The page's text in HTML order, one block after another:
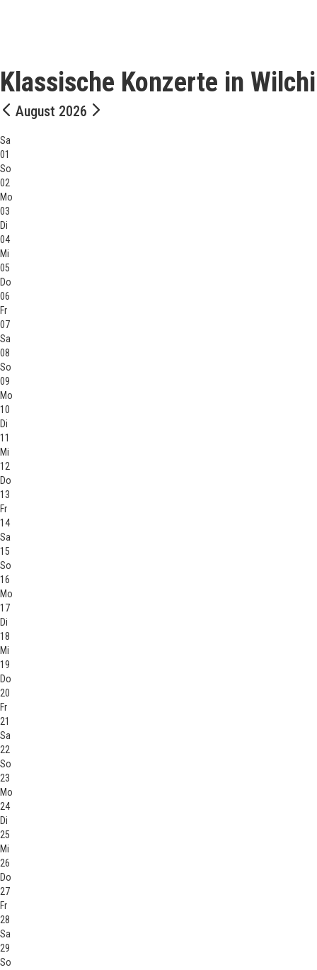
Klassische Konzerte in
August 2026
Sa
01
So
02
Mo
03
Di
04
Mi
05
Do
06
Fr
07
Sa
08
So
09
Mo
10
Di
11
Mi
12
Do
13
Fr
14
Sa
15
So
16
Mo
17
Di
18
Mi
19
Do
20
Fr
21
Sa
22
So
23
Mo
24
Di
25
Mi
26
Do
27
Fr
28
Sa
29
So